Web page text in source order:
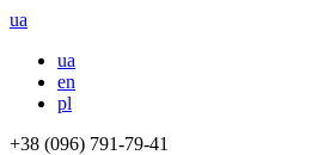
ua
ua
en
pl
+38 (096) 791-79-41